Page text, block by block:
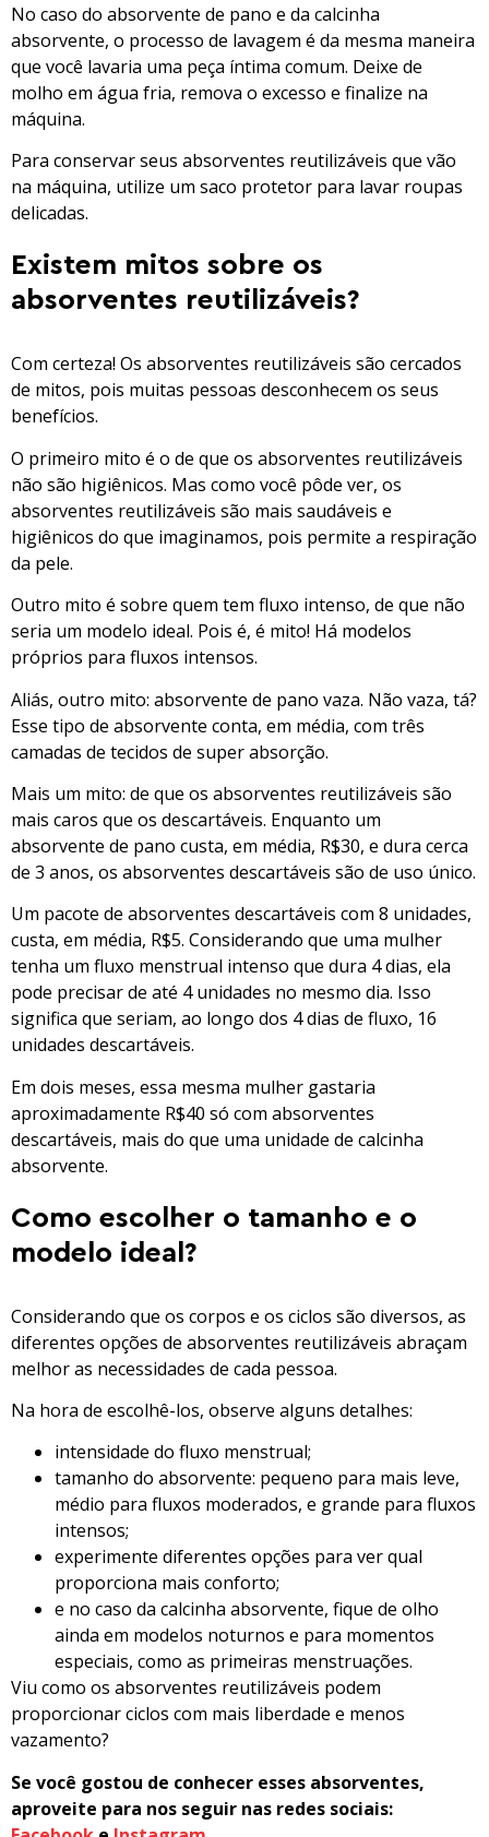
No caso do absorvente de pano e da calcinha
absorvente, o processo de lavagem é da mesma maneira
que você lavaria uma peça íntima comum. Deixe de
molho em água fria, remova o excesso e finalize na
máquina.
Para conservar seus absorventes reutilizáveis que vão
na máquina, utilize um saco protetor para lavar roupas
delicadas.
Existem mitos sobre os
absorventes reutilizáveis?
Com certeza! Os absorventes reutilizáveis são cercados
de mitos, pois muitas pessoas desconhecem os seus
benefícios.
O primeiro mito é o de que os absorventes reutilizáveis
não são higiênicos. Mas como você pôde ver, os
absorventes reutilizáveis são mais saudáveis e
higiênicos do que imaginamos, pois permite a respiração
da pele.
Outro mito é sobre quem tem fluxo intenso, de que não
seria um modelo ideal. Pois é, é mito! Há modelos
próprios para fluxos intensos.
Aliás, outro mito: absorvente de pano vaza. Não vaza, tá?
Esse tipo de absorvente conta, em média, com três
camadas de tecidos de super absorção.
Mais um mito: de que os absorventes reutilizáveis são
mais caros que os descartáveis. Enquanto um
absorvente de pano custa, em média, R$30, e dura cerca
de 3 anos, os absorventes descartáveis são de uso único.
Um pacote de absorventes descartáveis com 8 unidades,
custa, em média, R$5. Considerando que uma mulher
tenha um fluxo menstrual intenso que dura 4 dias, ela
pode precisar de até 4 unidades no mesmo dia. Isso
significa que seriam, ao longo dos 4 dias de fluxo, 16
unidades descartáveis.
Em dois meses, essa mesma mulher gastaria
aproximadamente R$40 só com absorventes
descartáveis, mais do que uma unidade de calcinha
absorvente.
Como escolher o tamanho e o
modelo ideal?
Considerando que os corpos e os ciclos são diversos, as
diferentes opções de absorventes reutilizáveis abraçam
melhor as necessidades de cada pessoa.
Na hora de escolhê-los, observe alguns detalhes:
intensidade do fluxo menstrual;
tamanho do absorvente: pequeno para mais leve,
médio para fluxos moderados, e grande para fluxos
intensos;
experimente diferentes opções para ver qual
proporciona mais conforto;
e no caso da calcinha absorvente, fique de olho
ainda em modelos noturnos e para momentos
especiais, como as primeiras menstruações.
Viu como os absorventes reutilizáveis podem
proporcionar ciclos com mais liberdade e menos
vazamento?
Se você gostou de conhecer esses absorventes,
aproveite para nos seguir nas redes sociais: